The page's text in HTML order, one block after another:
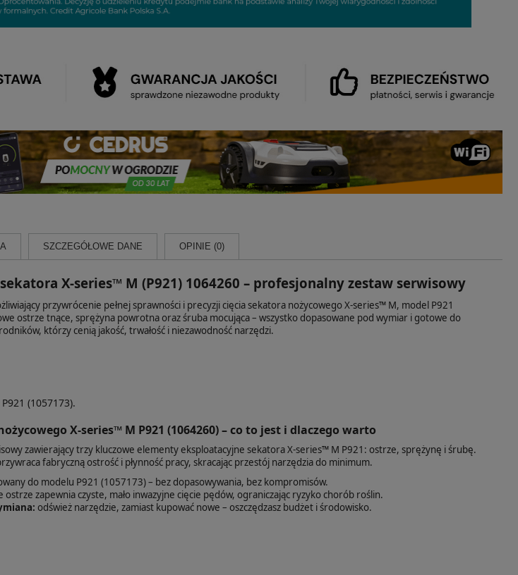
SZCZEGÓŁOWE DANE OPINIE (0)
X‑series™ M (P921) 1064260 – profesjonalny zestaw serwisowy
przywrócenie pełnej sprawności i precyzji cięcia sekatora nożycowego X‑series™ M, model P921
ostrze tnące, sprężyna powrotna oraz śruba mocująca – wszystko dopasowane pod wymiar i gotowe do
którzy cenią jakość, trwałość i niezawodność narzędzi.
(1057173).
X‑series™ M P921 (1064260) – co to jest i dlaczego warto
zawierający trzy kluczowe elementy eksploatacyjne sekatora X‑series™ M P921: ostrze, sprężynę i śrubę.
fabryczną ostrość i płynność pracy, skracając przestój narzędzia do minimum.
do modelu P921 (1057173) – bez dopasowywania, bez kompromisów.
ostrze zapewnia czyste, mało inwazyjne cięcie pędów, ograniczając ryzyko chorób roślin.
odśwież narzędzie, zamiast kupować nowe – oszczędzasz budżet i środowisko.